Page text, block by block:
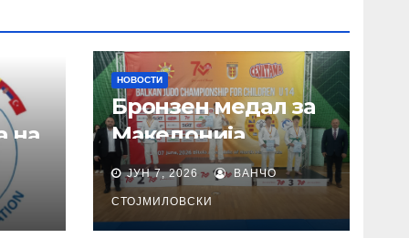
на
НОВОСТИ
Бронзен медал за
Македонија
ЈУН 7, 2026 ВАНЧО
СТОЈМИЛОВСКИ